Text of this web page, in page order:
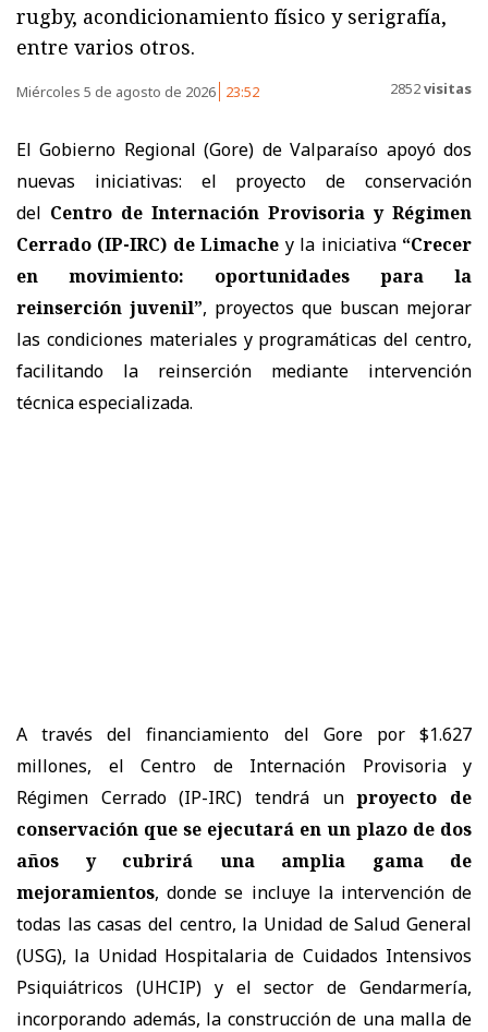
rugby, acondicionamiento físico y serigrafía,
entre varios otros.
Miércoles 5 de agosto de 2026 23:52 2852visitas
El Gobierno Regional (Gore) de Valparaíso apoyó dos
nuevas iniciativas: el proyecto de conservación
del Centro de Internación Provisoria y Régimen
Cerrado (IP-IRC) de Limache y la iniciativa “Crecer
en movimiento: oportunidades para la
reinserción juvenil”, proyectos que buscan mejorar
las condiciones materiales y programáticas del centro,
facilitando la reinserción mediante intervención
técnica especializada.
A través del financiamiento del Gore por $1.627
millones, el Centro de Internación Provisoria y
Régimen Cerrado (IP-IRC) tendrá un proyecto de
conservación que se ejecutará en un plazo de dos
años y cubrirá una amplia gama de
mejoramientos, donde se incluye la intervención de
todas las casas del centro, la Unidad de Salud General
(USG), la Unidad Hospitalaria de Cuidados Intensivos
Psiquiátricos (UHCIP) y el sector de Gendarmería,
incorporando además, la construcción de una malla de